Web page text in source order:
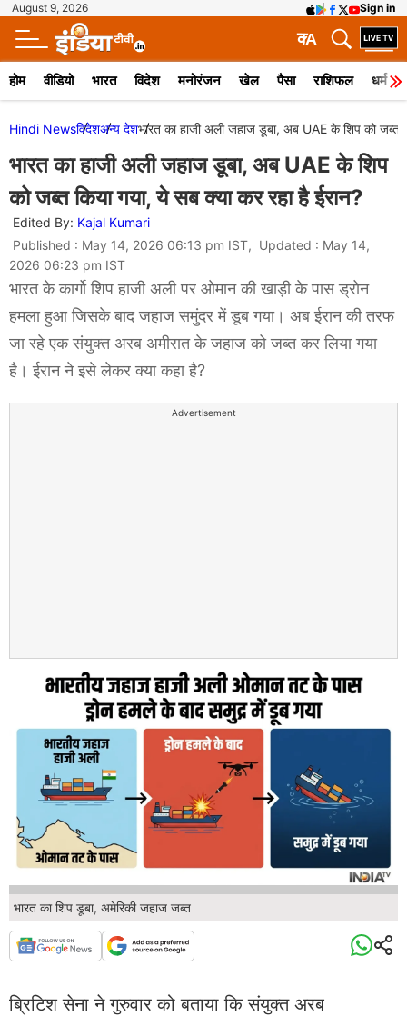
August 9, 2026 Sign in
A
क
होम वीडियो भारत विदेश मनोरंजन खेल पैसा राशिफल धर्म
Hindi Newsविदेशअन्य देशभारत का हाजी अली जहाज डूबा, अब UAE के शिप को जब्त
भारत का हाजी अली जहाज डूबा, अब UAE के शिप
को जब्त किया गया, ये सब क्या कर रहा है ईरान?
Edited By: Kajal Kumari
Published : May 14, 2026 06:13 pm IST, Updated : May 14,
2026 06:23 pm IST
भारत के कार्गो शिप हाजी अली पर ओमान की खाड़ी के पास ड्रोन
हमला हुआ जिसके बाद जहाज समुंदर में डूब गया। अब ईरान की तरफ
जा रहे एक संयुक्त अरब अमीरात के जहाज को जब्त कर लिया गया
है। ईरान ने इसे लेकर क्या कहा है?
Advertisement
भारत का शिप डूबा, अमेरिकी जहाज जब्त
ब्रिटिश सेना ने गुरुवार को बताया कि संयुक्त अरब